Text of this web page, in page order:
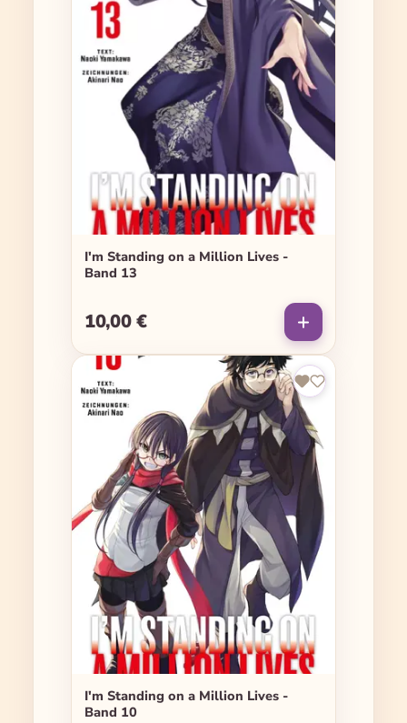
I'm Standing on a Million Lives -
Band 13
Regulärer Preis:
10,00 €
I'm Standing on a Million Lives -
Band 10